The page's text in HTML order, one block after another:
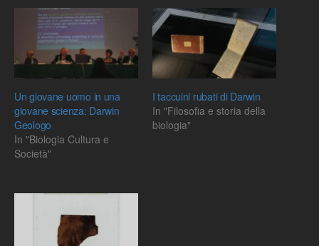
Un giovane uomo in una
giovane scienza: Darwin
Geologo
In "Biologia Cultura e
Società"
I taccuini rubati di Darwin
In "Filosofia e storia della
biologia"